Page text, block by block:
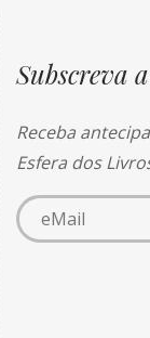
Subscreva
Receba
Esfera dos